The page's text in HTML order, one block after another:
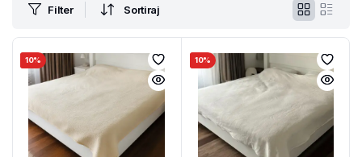
Filter Sortiraj
10% 10%